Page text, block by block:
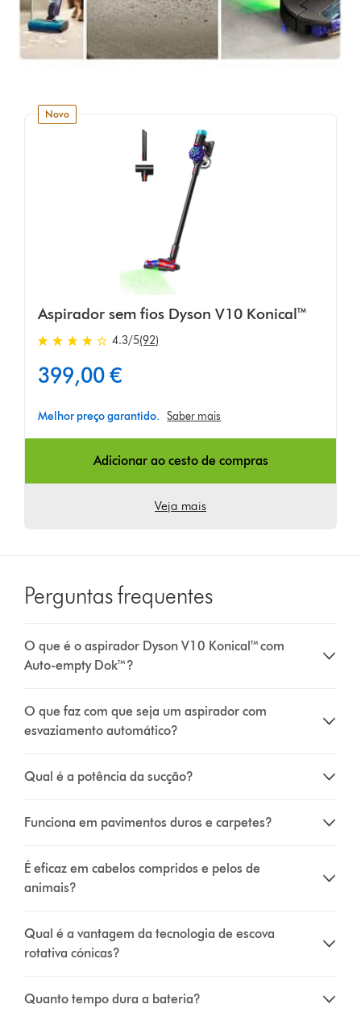
novo
Aspirador sem fios Dyson V10 Konical™
4.3 estrelas de 5 em 92 Ratings
4.3/5(92)
399,00 €
Melhor preço garantido. Saber mais
Adicionar ao cesto de compras
Veja mais
Perguntas frequentes
O que é o aspirador Dyson V10 Konical™ com
Auto-empty Dok™?
O que faz com que seja um aspirador com
esvaziamento automático?
Qual é a potência da sucção?
Funciona em pavimentos duros e carpetes?
É eficaz em cabelos compridos e pelos de
animais?
Qual é a vantagem da tecnologia de escova
rotativa cónicas?
Quanto tempo dura a bateria?